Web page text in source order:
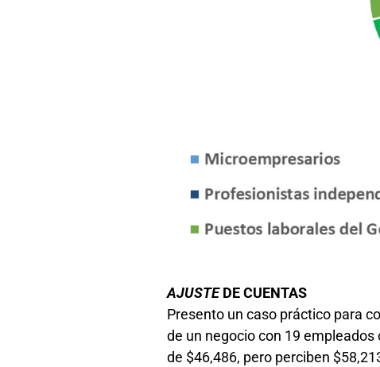
AJUSTEDE CUENTAS
Presento un caso práctico para
de un negocio con 19
de $46,486, pero perciben